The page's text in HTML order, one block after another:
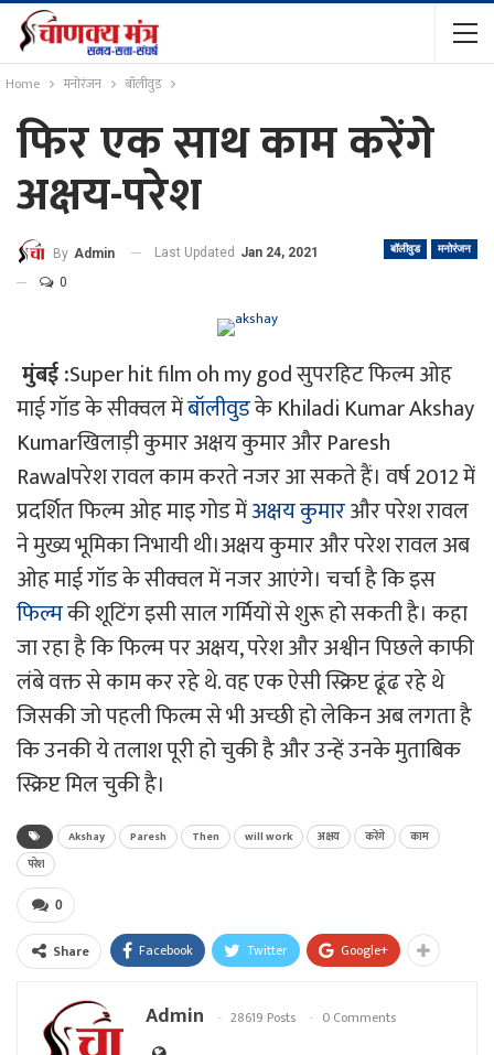
Home मनोरंजन बॉलीवुड
फिर एक साथ काम करेंगे
अक्षय-परेश
बॉलीवुड मनोरंजन
By Admin Last Updated Jan 24, 2021
0
मुंबई :Super hit film oh my god सुपरहिट फिल्म ओह
माई गॉड के सीक्वल मेंबॉलीवुडके Khiladi Kumar Akshay
Kumarखिलाड़ी कुमार अक्षय कुमार और Paresh
Rawalपरेश रावल काम करते नजर आ सकते हैं। वर्ष 2012 में
प्रदर्शित फिल्म ओह माइ गोड मेंअक्षय कुमारऔर परेश रावल
ने मुख्य भूमिका निभायी थी।अक्षय कुमार और परेश रावल अब
ओह माई गॉड के सीक्वल में नजर आएंगे। चर्चा है कि इस
फिल्मकी शूटिंग इसी साल गर्मियों से शुरू हो सकती है। कहा
जा रहा है कि फिल्म पर अक्षय, परेश और अश्वीन पिछले काफी
लंबे वक्त से काम कर रहे थे. वह एक ऐसी स्क्रिप्ट ढूंढ रहे थे
जिसकी जो पहली फिल्म से भी अच्छी हो लेकिन अब लगता है
कि उनकी ये तलाश पूरी हो चुकी है और उन्हें उनके मुताबिक
स्क्रिप्ट मिल चुकी है।
Akshay Paresh Then will work अक्षय करेंगे
काम
परेश
0
Share Facebook Twitter Google+
Admin 28619 Posts 0 Comments